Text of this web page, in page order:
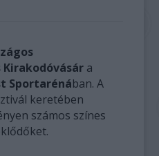
a
Sportarénában. A
keretében
számos színes